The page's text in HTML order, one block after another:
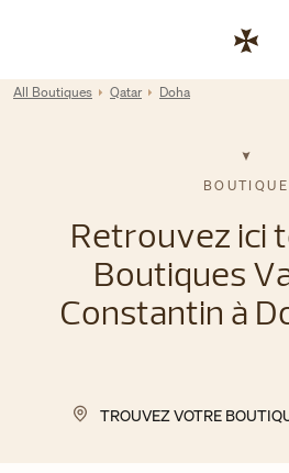
Lien vers le site de
Return to Nav
All Boutiques Qatar Doha
BOUTIQUE
Retrouvez ici
Boutiques
Constantin à
TROUVEZ VOTRE